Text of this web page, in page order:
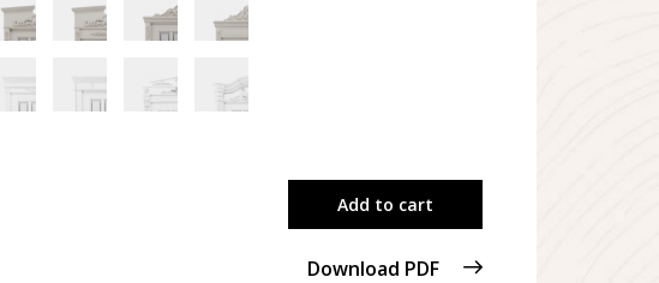
Add to cart
Download PDF